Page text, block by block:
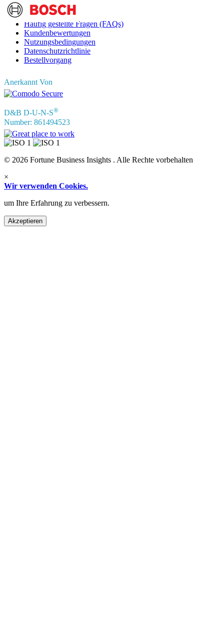
Informationen
Häufig gestellte Fragen (FAQs)
Kundenbewertungen
Nutzungsbedingungen
Datenschutzrichtlinie
Bestellvorgang
Anerkannt Von
D&B D-U-N-S®
Number: 861494523
© 2026 Fortune Business Insights . Alle Rechte vorbehalten
×
Wir verwenden Cookies.
um Ihre Erfahrung zu verbessern.
Akzeptieren